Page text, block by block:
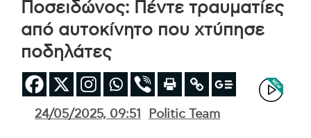
Ποσειδώνος: Πέντε τραυματίες
από αυτοκίνητο που χτύπησε
ποδηλάτες
24/05/2025, 09:51 Politic Team